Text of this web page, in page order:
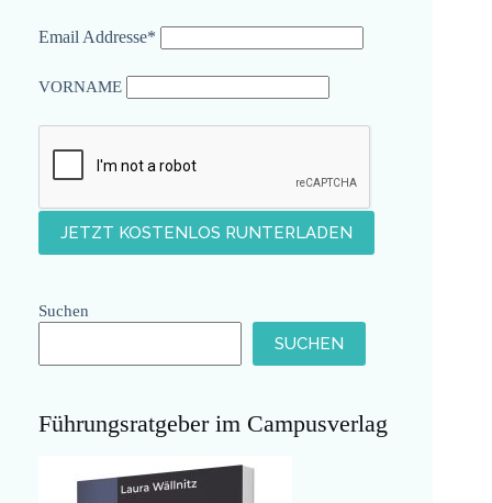
Email Addresse*
VORNAME
Suchen
SUCHEN
Führungsratgeber im Campusverlag